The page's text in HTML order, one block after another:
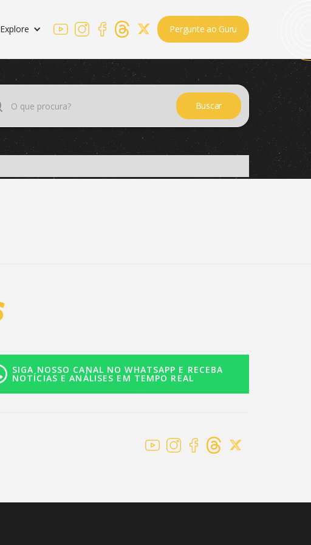
Explore Pergunte ao Guru
SIGA NOSSO CANAL NO WHATSAPP E RECEBA
NOTÍCIAS E ANÁLISES EM TEMPO REAL